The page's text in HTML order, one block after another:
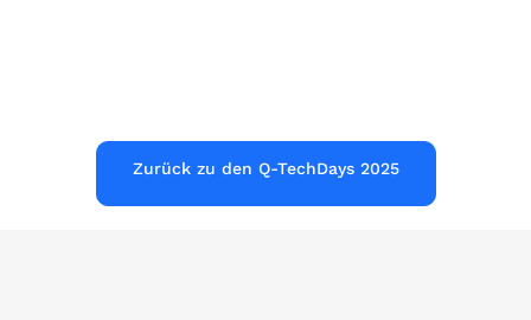
Zurück zu den Q-TechDays 2025